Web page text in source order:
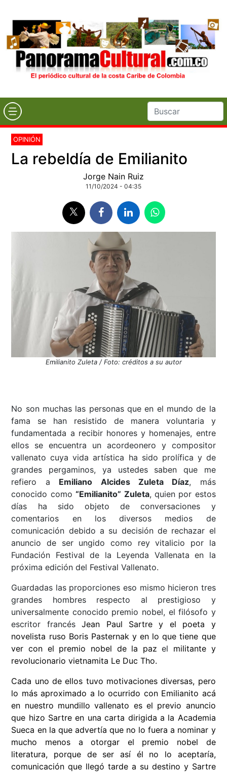
OPINIÓN
La rebeldía de Emilianito
Jorge Nain Ruiz
11/10/2024 - 04:35
Emilianito Zuleta / Foto: créditos a su autor
No son muchas las personas que en el mundo de la
fama se han resistido de manera voluntaria y
fundamentada a recibir honores y homenajes, entre
ellos se encuentra un acordeonero y compositor
vallenato cuya vida artística ha sido prolífica y de
grandes pergaminos, ya ustedes saben que me
refiero a Emiliano Alcides Zuleta Díaz, más
conocido como“Emilianito” Zuleta, quien por estos
días ha sido objeto de conversaciones y
comentarios en los diversos medios de
comunicación debido a su decisión de rechazar el
anuncio de ser ungido como rey vitalicio por la
Fundación Festival de la Leyenda Vallenata en la
próxima edición del Festival Vallenato.
Guardadas las proporciones eso mismo hicieron tres
grandes hombres respecto al prestigioso y
universalmente conocido premio nobel, el filósofo y
escritor francésJean Paul Sartre y el poeta y
novelista ruso Boris Pasternak y en lo que tiene que
ver con el premio nobel de la pazel militante y
revolucionario vietnamita Le Duc Tho.
Cada uno de ellos tuvo motivaciones diversas, pero
lo más aproximado a lo ocurrido con Emilianito acá
en nuestro mundillo vallenato es el previo anuncio
que hizo Sartre en una carta dirigida a la Academia
Sueca en la que advertía que no lo fuera a nominar y
mucho menos a otorgar el premio nobel de
literatura, porque de ser así él no lo aceptaría,
comunicación que llegó tarde a su destino y Sartre